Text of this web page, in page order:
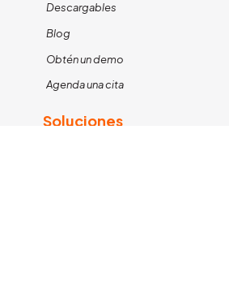
Descargables
Blog
Obtén un demo
Agenda una cita
Soluciones